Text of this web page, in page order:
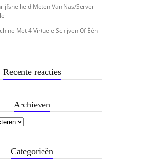
Meten Van Nas/server
Met 4 Virtuele Schijven Of Één
Recente reacties
Archieven
Categorieën